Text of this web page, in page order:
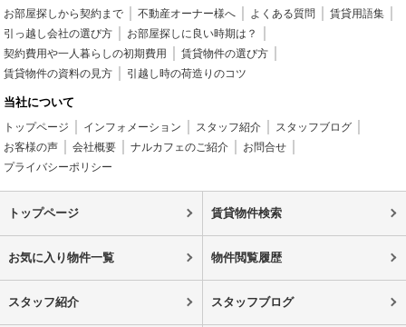
お部屋探しから契約まで 不動産オーナー様へ よくある質問
賃貸用語集
引っ越し会社の選び方
お部屋探しに良い時期は？
契約費用や一人暮らしの初期費用
賃貸物件の選び方
賃貸物件の資料の見方
引越し時の荷造りのコツ
当社について
トップページ インフォメーション スタッフ紹介
スタッフブログ
お客様の声
会社概要 ナルカフェのご紹介
お問合せ
プライバシーポリシー
トップページ 賃貸物件検索
お気に入り物件一覧 物件閲覧履歴
スタッフ紹介 スタッフブログ